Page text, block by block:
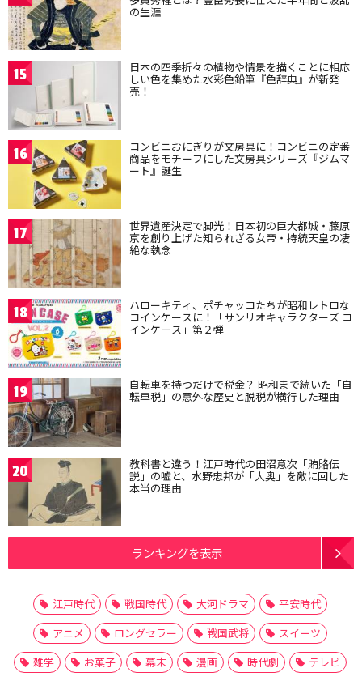
の生涯
15 日本の四季折々の植物や情景を描くことに相応
しい色を集めた水彩色鉛筆『色辞典』が新発
売！
16 コンビニおにぎりが文房具に！コンビニの定番
商品をモチーフにした文房具シリーズ『ジムマ
ート』誕生
17 世界遺産決定で脚光！日本初の巨大都城・藤原
京を創り上げた知られざる女帝・持統天皇の凄
絶な執念
18 ハローキティ、ポチャッコたちが昭和レトロな
コインケースに！「サンリオキャラクターズ コ
インケース」第２弾
19 自転車を持つだけで税金？ 昭和まで続いた「自
転車税」の意外な歴史と脱税が横行した理由
20 教科書と違う！江戸時代の田沼意次「賄賂伝
説」の嘘と、水野忠邦が「大奥」を敵に回した
本当の理由
ランキングを表示
江戸時代 戦国時代 大河ドラマ
平安時代
アニメ
ロングセラー 戦国武将
スイーツ
雑学
お菓子 幕末 漫画 時代劇
テレビ